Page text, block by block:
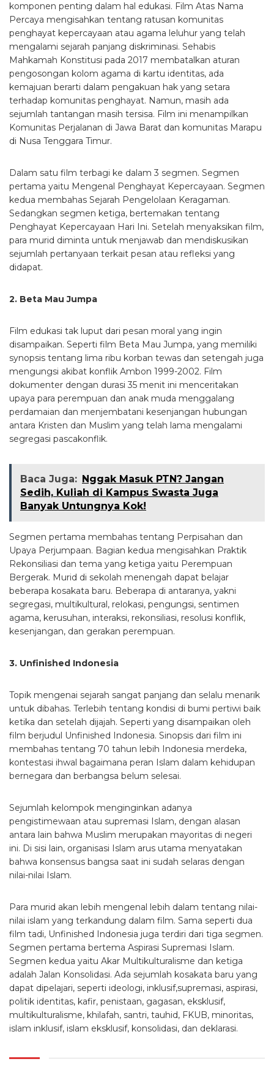
komponen penting dalam hal edukasi. Film Atas Nama
Percaya mengisahkan tentang ratusan komunitas
penghayat kepercayaan atau agama leluhur yang telah
mengalami sejarah panjang diskriminasi. Sehabis
Mahkamah Konstitusi pada 2017 membatalkan aturan
pengosongan kolom agama di kartu identitas, ada
kemajuan berarti dalam pengakuan hak yang setara
terhadap komunitas penghayat. Namun, masih ada
sejumlah tantangan masih tersisa. Film ini menampilkan
Komunitas Perjalanan di Jawa Barat dan komunitas Marapu
di Nusa Tenggara Timur.
Dalam satu film terbagi ke dalam 3 segmen. Segmen
pertama yaitu Mengenal Penghayat Kepercayaan. Segmen
kedua membahas Sejarah Pengelolaan Keragaman.
Sedangkan segmen ketiga, bertemakan tentang
Penghayat Kepercayaan Hari Ini. Setelah menyaksikan film,
para murid diminta untuk menjawab dan mendiskusikan
sejumlah pertanyaan terkait pesan atau refleksi yang
didapat.
2. Beta Mau Jumpa
Film edukasi tak luput dari pesan moral yang ingin
disampaikan. Seperti film Beta Mau Jumpa, yang memiliki
synopsis tentang lima ribu korban tewas dan setengah juga
mengungsi akibat konflik Ambon 1999-2002. Film
dokumenter dengan durasi 35 menit ini menceritakan
upaya para perempuan dan anak muda menggalang
perdamaian dan menjembatani kesenjangan hubungan
antara Kristen dan Muslim yang telah lama mengalami
segregasi pascakonflik.
Baca Juga: Nggak Masuk PTN? Jangan
Sedih, Kuliah di Kampus Swasta Juga
Banyak Untungnya Kok!
Segmen pertama membahas tentang Perpisahan dan
Upaya Perjumpaan. Bagian kedua mengisahkan Praktik
Rekonsiliasi dan tema yang ketiga yaitu Perempuan
Bergerak. Murid di sekolah menengah dapat belajar
beberapa kosakata baru. Beberapa di antaranya, yakni
segregasi, multikultural, relokasi, pengungsi, sentimen
agama, kerusuhan, interaksi, rekonsiliasi, resolusi konflik,
kesenjangan, dan gerakan perempuan.
3. Unfinished Indonesia
Topik mengenai sejarah sangat panjang dan selalu menarik
untuk dibahas. Terlebih tentang kondisi di bumi pertiwi baik
ketika dan setelah dijajah. Seperti yang disampaikan oleh
film berjudul Unfinished Indonesia. Sinopsis dari film ini
membahas tentang 70 tahun lebih Indonesia merdeka,
kontestasi ihwal bagaimana peran Islam dalam kehidupan
bernegara dan berbangsa belum selesai.
Sejumlah kelompok menginginkan adanya
pengistimewaan atau supremasi Islam, dengan alasan
antara lain bahwa Muslim merupakan mayoritas di negeri
ini. Di sisi lain, organisasi Islam arus utama menyatakan
bahwa konsensus bangsa saat ini sudah selaras dengan
nilai-nilai Islam.
Para murid akan lebih mengenal lebih dalam tentang nilai-
nilai islam yang terkandung dalam film. Sama seperti dua
film tadi, Unfinished Indonesia juga terdiri dari tiga segmen.
Segmen pertama bertema Aspirasi Supremasi Islam.
Segmen kedua yaitu Akar Multikulturalisme dan ketiga
adalah Jalan Konsolidasi. Ada sejumlah kosakata baru yang
dapat dipelajari, seperti ideologi, inklusif,supremasi, aspirasi,
politik identitas, kafir, penistaan, gagasan, eksklusif,
multikulturalisme, khilafah, santri, tauhid, FKUB, minoritas,
islam inklusif, islam eksklusif, konsolidasi, dan deklarasi.